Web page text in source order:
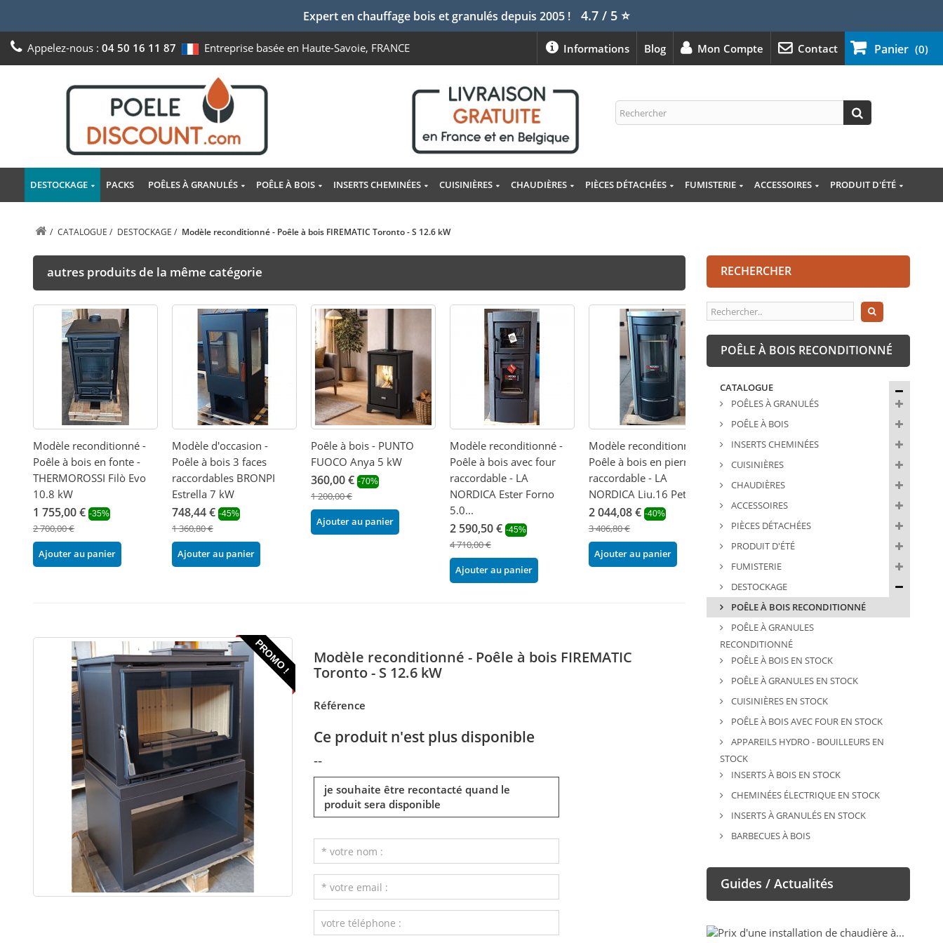
Expert en chauffage bois et granulés depuis 2005 ! 4.7 / 5⭐
Panier (0)
Appelez-nous : 04 50 16 11 87 Entreprise basée en Haute-Savoie, FRANCE Contact
Mon Compte
Blog
Informations
DESTOCKAGE PACKS POÊLES À GRANULÉS POÊLE À BOIS INSERTS CHEMINÉES CUISINIÈRES CHAUDIÈRES PIÈCES DÉTACHÉES FUMISTERIE ACCESSOIRES PRODUIT D'ÉTÉ
/ CATALOGUE / DESTOCKAGE / Modèle reconditionné - Poêle à bois FIREMATIC Toronto - S 12.6 kW
autres produits de la même catégorie
Modèle reconditionné -
Poêle à bois en fonte -
THERMOROSSI Filò Evo
10.8 kW
1 755,00 € -35%
2 700,00 €
Ajouter au panier
Modèle d'occasion -
Poêle à bois 3 faces
raccordables BRONPI
Estrella 7 kW
748,44 € -45%
1 360,80 €
Ajouter au panier
Poêle à bois - PUNTO
FUOCO Anya 5 kW
360,00 € -70%
1 200,00 €
Ajouter au panier
Modèle reconditionné -
Poêle à bois avec four
raccordable - LA
NORDICA Ester Forno
5.0...
2 590,50 € -45%
4 710,00 €
Ajouter au panier
Modèle reconditionné -
Poêle à bois en pierre
raccordable - LA
NORDICA Liu.16 Petra...
2 044,08 € -40%
3 406,80 €
Ajouter au panier
PROMO !
Modèle reconditionné - Poêle à bois FIREMATIC
Toronto - S 12.6 kW
Référence
Ce produit n'est plus disponible
--
je souhaite être recontacté quand le
produit sera disponible
RECHERCHER
POÊLE À BOIS RECONDITIONNÉ
CATALOGUE
POÊLES À GRANULÉS
POÊLE À BOIS
INSERTS CHEMINÉES
CUISINIÈRES
CHAUDIÈRES
ACCESSOIRES
PIÈCES DÉTACHÉES
PRODUIT D'ÉTÉ
FUMISTERIE
DESTOCKAGE
POÊLE À BOIS RECONDITIONNÉ
POÊLE À GRANULES
RECONDITIONNÉ
POÊLE À BOIS EN STOCK
POÊLE À GRANULES EN STOCK
CUISINIÈRES EN STOCK
POÊLE À BOIS AVEC FOUR EN STOCK
APPAREILS HYDRO - BOUILLEURS EN
STOCK
INSERTS À BOIS EN STOCK
CHEMINÉES ÉLECTRIQUE EN STOCK
INSERTS À GRANULÉS EN STOCK
BARBECUES À BOIS
Guides / Actualités